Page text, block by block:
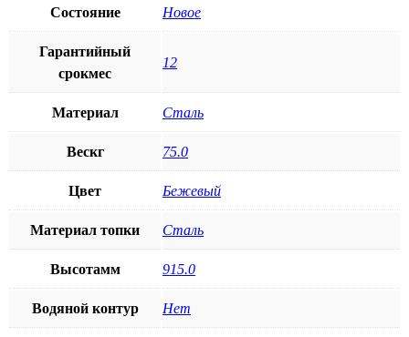
Состояние Новое
Гарантийный
срокмес
12
Материал Сталь
Вескг 75.0
Цвет Бежевый
Материал топки Сталь
Высотамм 915.0
Водяной контур Нет